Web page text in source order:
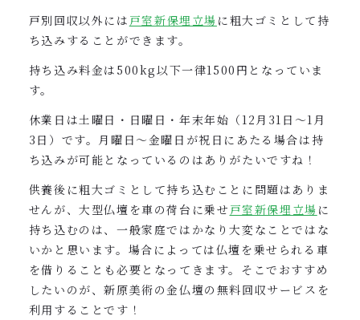
戸別回収以外には 戸室新保埋立場 に粗大ゴミとして持
ち込みすることができます。
持ち込み料金は500kg以下一律1500円となっていま
す。
休業日は土曜日・日曜日・年末年始（12月31日～1月
3日）です。月曜日～金曜日が祝日にあたる場合は持
ち込みが可能となっているのはありがたいですね！
供養後に粗大ゴミとして持ち込むことに問題はありま
せんが、大型仏壇を車の荷台に乗せ 戸室新保埋立場 に
持ち込むのは、一般家庭ではかなり大変なことではな
いかと思います。場合によっては仏壇を乗せられる車
を借りることも必要となってきます。そこでおすすめ
したいのが、新原美術の金仏壇の無料回収サービスを
利用することです！